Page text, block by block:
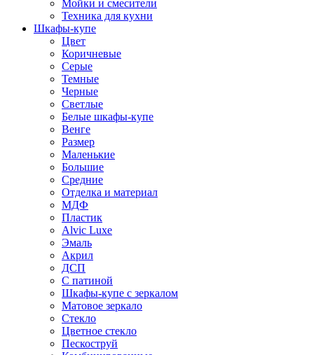
Мойки и смесители
Техника для кухни
Шкафы-купе
Цвет
Коричневые
Серые
Темные
Черные
Светлые
Белые шкафы-купе
Венге
Размер
Маленькие
Большие
Средние
Отделка и материал
МДФ
Пластик
Alvic Luxe
Эмаль
Акрил
ДСП
С патиной
Шкафы-купе с зеркалом
Матовое зеркало
Стекло
Цветное стекло
Пескоструй